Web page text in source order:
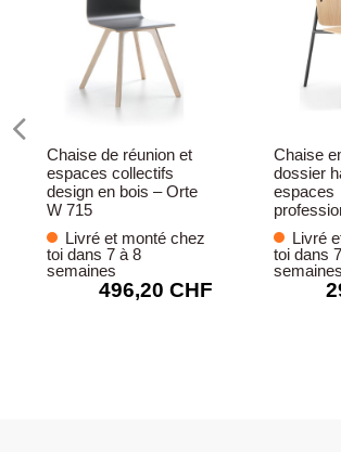
Chaise de réunion et
espaces collectifs
design en bois – Orte
W 715
Livré et monté chez
toi dans 7 à 8
semaines
496,20 CHF
Chaise
dossier
espaces
Livré
toi dans
semaines